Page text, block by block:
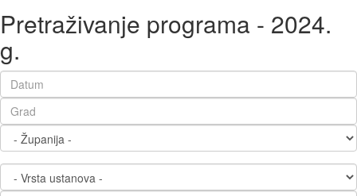
Pretraživanje programa - 2024.
g.